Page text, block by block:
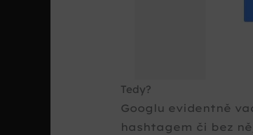
Tedy?
Googlu evidentně
hashtagem či bez